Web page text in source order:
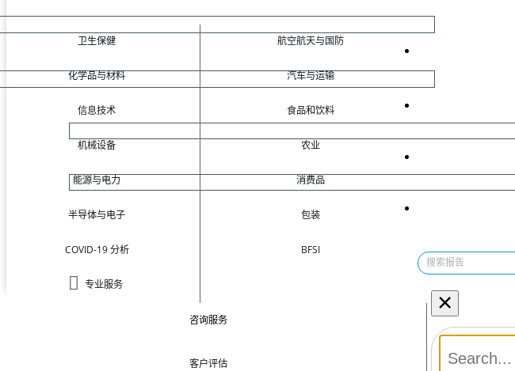
卫生保健
化学品与材料
信息技术
机械设备
能源与电力
半导体与电子
COVID-19 分析
专业服务
航空航天与国防
汽车与运输
食品和饮料
农业
消费品
包装
BFSI
咨询服务
客户评估
×